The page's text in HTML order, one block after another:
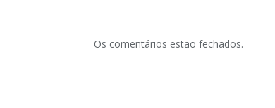
Os comentários estão fechados.